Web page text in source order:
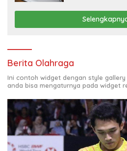
Berita Olahraga
Ini contoh widget dengan style
anda bisa mengaturnya pada widget